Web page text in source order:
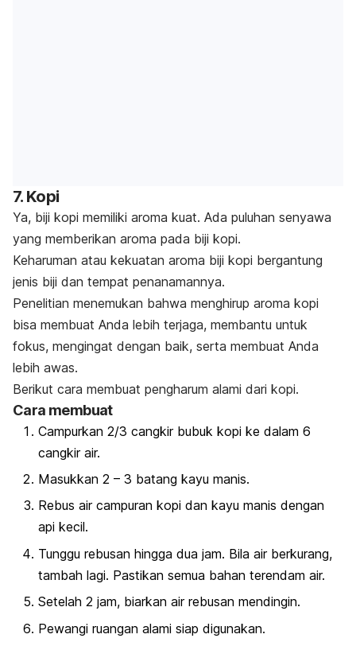
7. Kopi
Ya, biji kopi memiliki aroma kuat. Ada puluhan senyawa
yang memberikan aroma pada biji kopi.
Keharuman atau kekuatan aroma biji kopi bergantung
jenis biji dan tempat penanamannya.
Penelitian menemukan bahwa menghirup aroma kopi
bisa membuat Anda lebih terjaga, membantu untuk
fokus, mengingat dengan baik, serta membuat Anda
lebih awas.
Berikut cara membuat pengharum alami dari kopi.
Cara membuat
Campurkan 2/3 cangkir bubuk kopi ke dalam 6
cangkir air.
Masukkan 2 – 3 batang kayu manis.
Rebus air campuran kopi dan kayu manis dengan
api kecil.
Tunggu rebusan hingga dua jam. Bila air berkurang,
tambah lagi. Pastikan semua bahan terendam air.
Setelah 2 jam, biarkan air rebusan mendingin.
Pewangi ruangan alami siap digunakan.